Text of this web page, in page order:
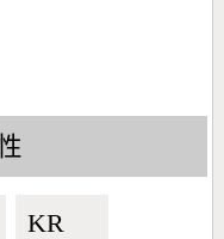
KR🇰🇷